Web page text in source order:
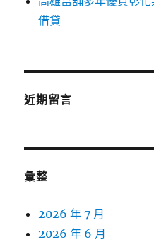
借貸
近期留言
彙整
2026 年 7 月
2026 年 6 月